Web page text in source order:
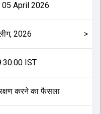
05 April 2026
2026 >
IST
करने का फैसला